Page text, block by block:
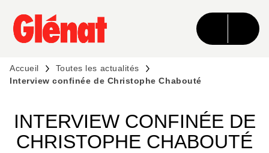
MENU RECHERCHE CONTENU
PIED DE PAGE
Accueil
Toutes les actualités
Interview confinée de Christophe Chabouté
INTERVIEW CONFINÉE DE
CHRISTOPHE CHABOUTÉ